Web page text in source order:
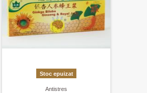
Stoc epuizat
Antistres